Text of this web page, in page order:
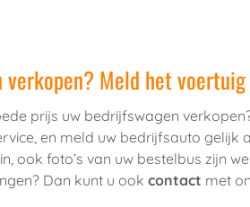
Meld het voertuig
prijs uw bedrijfswagen
en meld uw bedrijfsauto gelijk
ook foto’s van uw bestelbus zijn
Dan kunt u ook contact met